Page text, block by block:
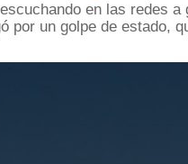
en las redes
por un golpe de estado,